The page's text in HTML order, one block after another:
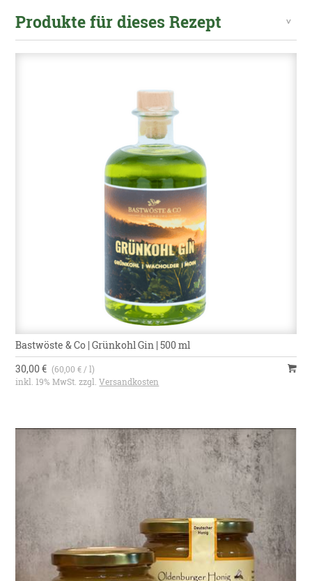
Produkte für dieses Rezept
Bastwöste & Co | Grünkohl Gin | 500 ml
30,00 € (60,00 € / l)
inkl. 19% MwSt. zzgl.Versandkosten